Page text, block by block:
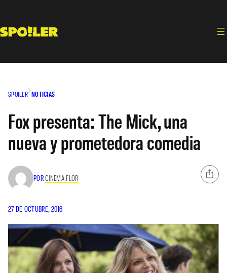
contenido
SPOILER NOTICIAS
Fox presenta: The Mick, una
nueva y prometedora comedia
PORCINEMA FLOR
27 DE OCTUBRE, 2016